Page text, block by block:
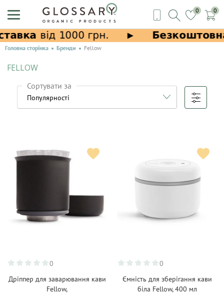
0 0
Головна сторінка Бренди Fellow
FELLOW
Сортувати за
0
Дріппер для заварювання кави
Fellow,
0
Ємність для зберігання кави
біла Fellow, 400 мл